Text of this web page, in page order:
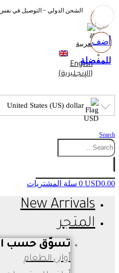
الشحن الدولي - التوصيل في
العربية
English
(الإنجليزية)
United States (US) dollar
Search
USD0.00
0 سلة المشتريات
New Arrivals
المتجر
تسوّق حسب
أواني الطعام
أضف
للمفضلة
أضف
للمفضلة
أضف
للمفضلة
أضف
للمفضلة